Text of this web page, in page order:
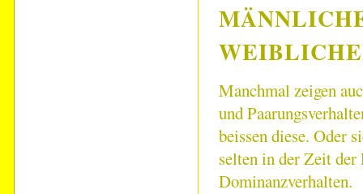
Manchmal zeigen
und
beissen diese. Oder
selten in der Zeit der
Dominanzverhalten.